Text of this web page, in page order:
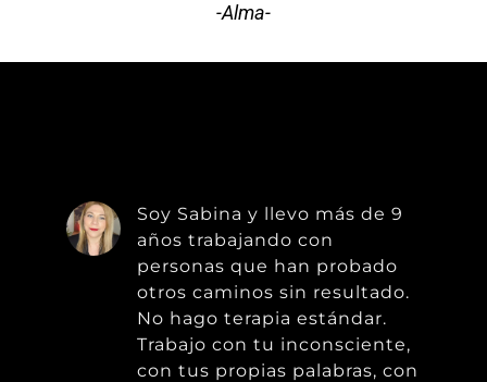
-Alma-
Soy Sabina y llevo más de 9
años trabajando con
personas que han probado
otros caminos sin resultado.
No hago terapia estándar.
Trabajo con tu inconsciente,
con tus propias palabras, con